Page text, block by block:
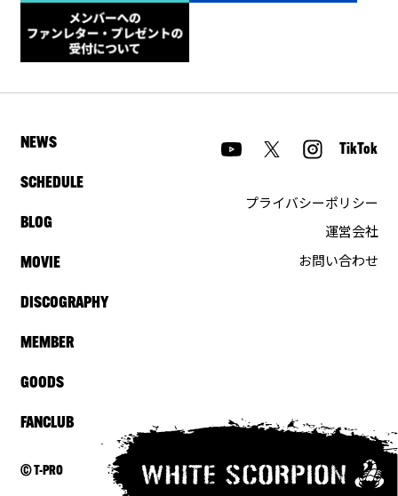
NEWS
SCHEDULE
BLOG
MOVIE
DISCOGRAPHY
MEMBER
GOODS
FANCLUB
TikTok
プライバシーポリシー
運営会社
お問い合わせ
© T-PRO